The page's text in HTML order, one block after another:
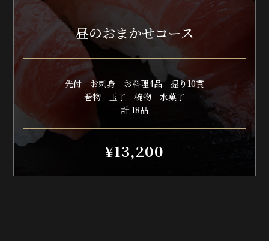
昼のおまかせコース
先付 お刺身 お料理4品握り10貫
巻物 玉子 椀物 水菓子
計 18品
¥13,200